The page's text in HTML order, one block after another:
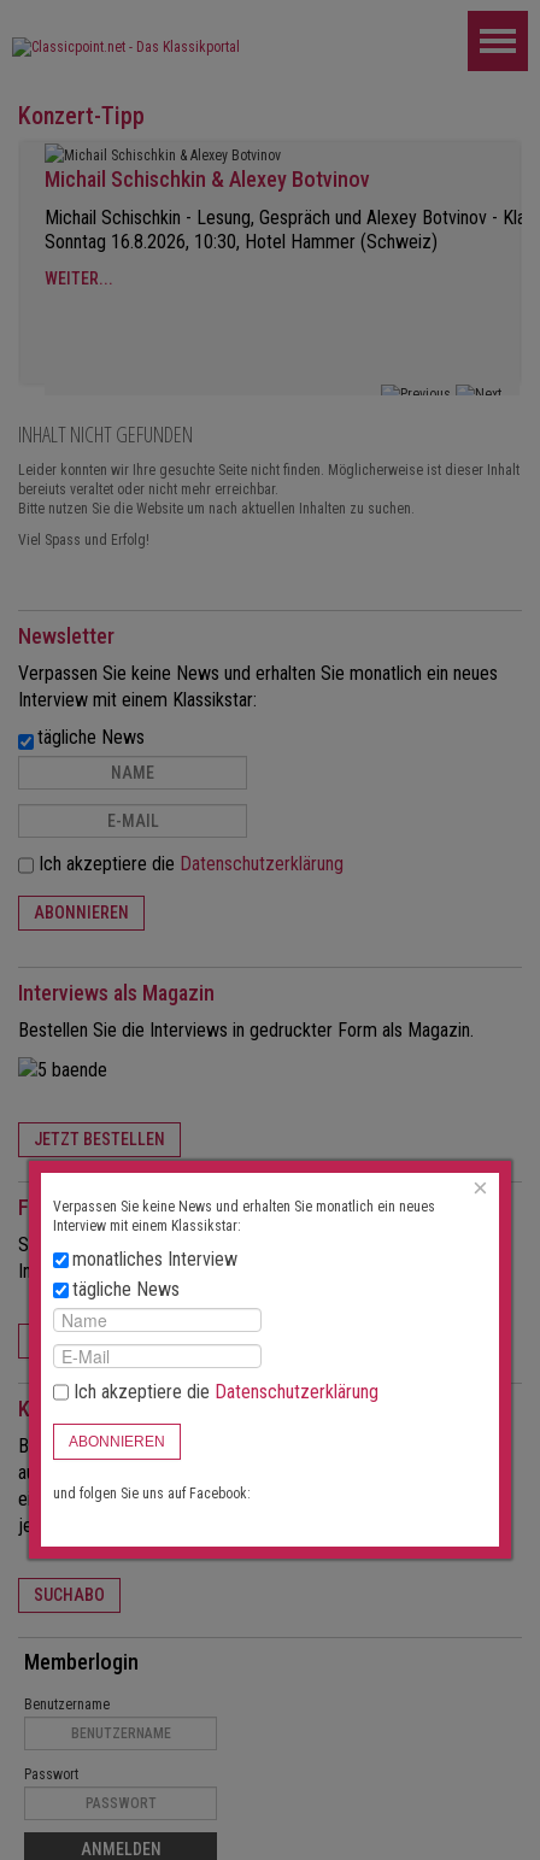
Konzert-Tipp
Michail Schischkin & Alexey Botvinov
Michail Schischkin - Lesung, Gespräch und Alexey Botvinov -
Sonntag 16.8.2026, 10:30, Hotel Hammer (Schweiz)
WEITER...
INHALT NICHT GEFUNDEN
Leider konnten wir Ihre gesuchte Seite nicht finden. Möglicherweise ist dieser Inhalt
bereiuts veraltet oder nicht mehr erreichbar.
Bitte nutzen Sie die Website um nach aktuellen Inhalten zu suchen.
Viel Spass und Erfolg!
Newsletter
Verpassen Sie keine News und erhalten Sie monatlich ein neues
Interview mit einem Klassikstar:
tägliche News
Ich akzeptiere die Datenschutzerklärung
ABONNIEREN
Interviews als Magazin
Bestellen Sie die Interviews in gedruckter Form als Magazin.
JETZT BESTELLEN
Für Veranstalter
Sie möchten mehr Besucher für Ihre Konzerte?
Informieren Sie sich über die Möglichkeiten dieses Portals.
FÜR VERANSTALTER
Konzert-Suchabo
Bei einem Konzert-Suchabo erhalten Sie für die von Ihnen
ausgewählten Kantone/Bundesländer immer ein Email sobald dort
ein neues Konzert eingetragen worden ist. Sie können den Dienst
jederzeit wieder abbestellen.
SUCHABO
Memberlogin
Benutzername
Passwort
ANMELDEN
×
Verpassen Sie keine News und erhalten Sie monatlich ein neues
Interview mit einem Klassikstar:
monatliches Interview
tägliche News
Ich akzeptiere die Datenschutzerklärung
ABONNIEREN
und folgen Sie uns auf Facebook: